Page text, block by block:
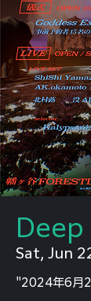
Sat, Jun
"2024年6月